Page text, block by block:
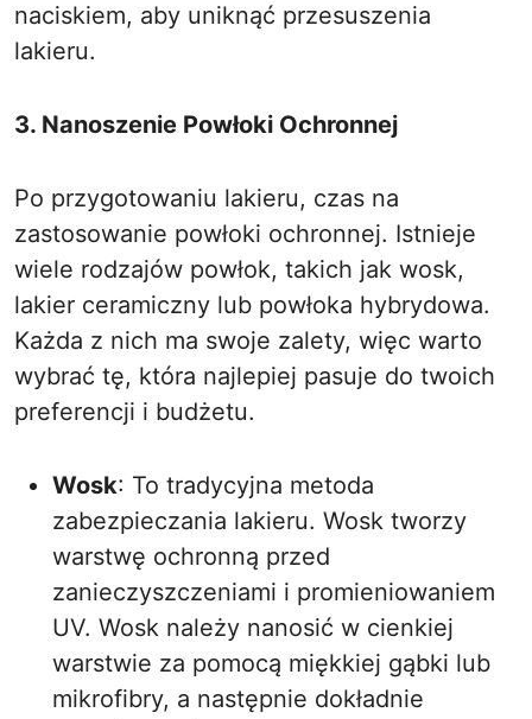
naciskiem, aby uniknąć przesuszenia
lakieru.
3. Nanoszenie Powłoki Ochronnej
Po przygotowaniu lakieru, czas na
zastosowanie powłoki ochronnej. Istnieje
wiele rodzajów powłok, takich jak wosk,
lakier ceramiczny lub powłoka hybrydowa.
Każda z nich ma swoje zalety, więc warto
wybrać tę, która najlepiej pasuje do twoich
preferencji i budżetu.
Wosk: To tradycyjna metoda
zabezpieczania lakieru. Wosk tworzy
warstwę ochronną przed
zanieczyszczeniami i promieniowaniem
UV. Wosk należy nanosić w cienkiej
warstwie za pomocą miękkiej gąbki lub
mikrofibry, a następnie dokładnie